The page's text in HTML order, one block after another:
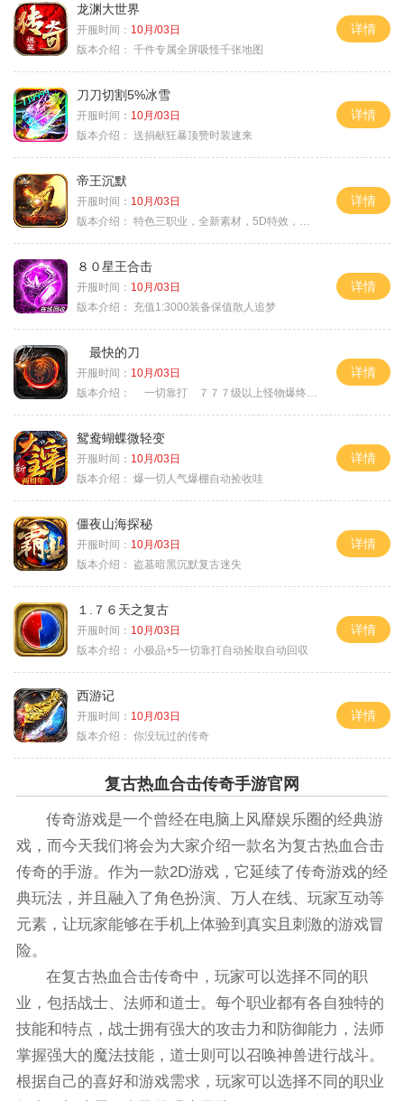
龙渊大世界
开服时间： 10月/03日
版本介绍： 千件专属全屏吸怪千张地图
详情
刀刀切割5%冰雪
开服时间： 10月/03日
版本介绍： 送捐献狂暴顶赞时装速来
详情
帝王沉默
开服时间： 10月/03日
版本介绍： 特色三职业，全新素材，5D特效，不卡图
详情
８０星王合击
开服时间： 10月/03日
版本介绍：
充值1:3000装备保值散人追梦
详情
最快的刀
开服时间： 10月/03日
版本介绍：
一切靠打 ７７７级以上怪物爆终极
详情
鸳鸯蝴蝶微轻变
开服时间： 10月/03日
版本介绍： 爆一切人气爆棚自动捡收哇
详情
僵夜山海探秘
开服时间： 10月/03日
版本介绍：
盗墓暗黑沉默复古迷失
详情
１.７６天之复古
开服时间： 10月/03日
版本介绍： 小极品+5一切靠打自动捡取自动回収
详情
西游记
开服时间： 10月/03日
版本介绍： 你没玩过的传奇
详情
复古热血合击传奇手游官网
传奇游戏是一个曾经在电脑上风靡娱乐圈的经典游
戏，而今天我们将会为大家介绍一款名为复古热血合击
传奇的手游。作为一款2D游戏，它延续了传奇游戏的经
典玩法，并且融入了角色扮演、万人在线、玩家互动等
元素，让玩家能够在手机上体验到真实且刺激的游戏冒
险。
在复古热血合击传奇中，玩家可以选择不同的职
业，包括战士、法师和道士。每个职业都有各自独特的
技能和特点，战士拥有强大的攻击力和防御能力，法师
掌握强大的魔法技能，道士则可以召唤神兽进行战斗。
根据自己的喜好和游戏需求，玩家可以选择不同的职业